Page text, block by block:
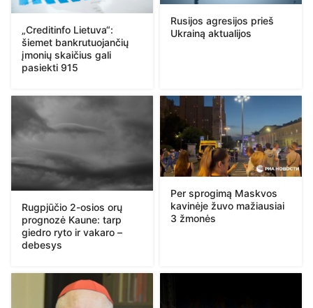
„Creditinfo Lietuva“:
šiemet bankrutuojančių
įmonių skaičius gali
pasiekti 915
Rusijos agresijos prieš
Ukrainą aktualijos
Rugpjūčio 2-osios orų
prognozė Kaune: tarp
giedro ryto ir vakaro –
debesys
Per sprogimą Maskvos
kavinėje žuvo mažiausiai
3 žmonės